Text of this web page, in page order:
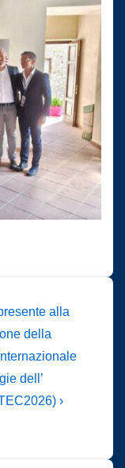
alla
della
dell’
›